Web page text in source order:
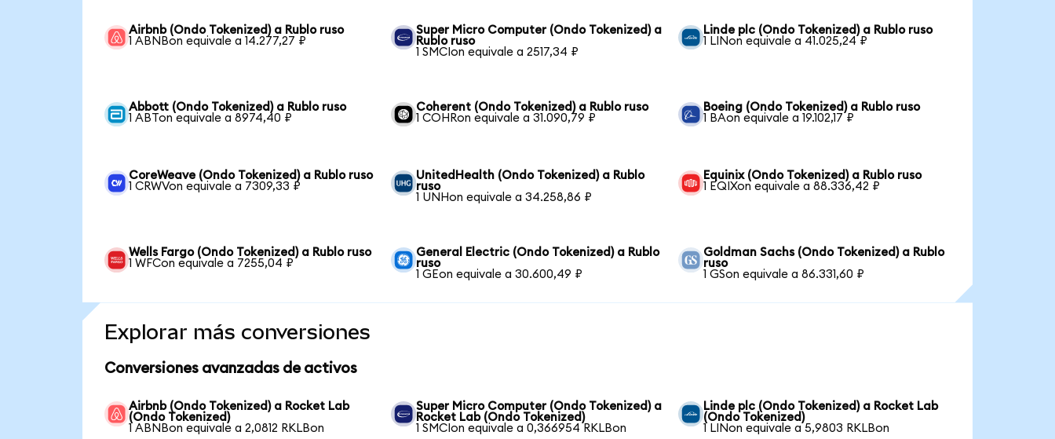
Airbnb (Ondo Tokenized) a Rublo ruso
1 ABNBon equivale a 14.277,27 ₽
Super Micro Computer (Ondo Tokenized) a
Rublo ruso
1 SMCIon equivale a 2517,34 ₽
Linde plc (Ondo Tokenized) a Rublo ruso
1 LINon equivale a 41.025,24 ₽
Abbott (Ondo Tokenized) a Rublo ruso
1 ABTon equivale a 8974,40 ₽
Coherent (Ondo Tokenized) a Rublo ruso
1 COHRon equivale a 31.090,79 ₽
Boeing (Ondo Tokenized) a Rublo ruso
1 BAon equivale a 19.102,17 ₽
CoreWeave (Ondo Tokenized) a Rublo ruso
1 CRWVon equivale a 7309,33 ₽
UnitedHealth (Ondo Tokenized) a Rublo
ruso
1 UNHon equivale a 34.258,86 ₽
Equinix (Ondo Tokenized) a Rublo ruso
1 EQIXon equivale a 88.336,42 ₽
Wells Fargo (Ondo Tokenized) a Rublo ruso
1 WFCon equivale a 7255,04 ₽
General Electric (Ondo Tokenized) a Rublo
ruso
1 GEon equivale a 30.600,49 ₽
Goldman Sachs (Ondo Tokenized) a Rublo
ruso
1 GSon equivale a 86.331,60 ₽
Explorar más conversiones
Conversiones avanzadas de activos
Airbnb (Ondo Tokenized) a Rocket Lab
(Ondo Tokenized)
1 ABNBon equivale a 2,0812 RKLBon
Super Micro Computer (Ondo Tokenized) a
Rocket Lab (Ondo Tokenized)
1 SMCIon equivale a 0,366954 RKLBon
Linde plc (Ondo Tokenized) a Rocket Lab
(Ondo Tokenized)
1 LINon equivale a 5,9803 RKLBon